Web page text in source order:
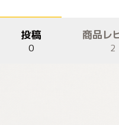
投稿
0
商品レ
2